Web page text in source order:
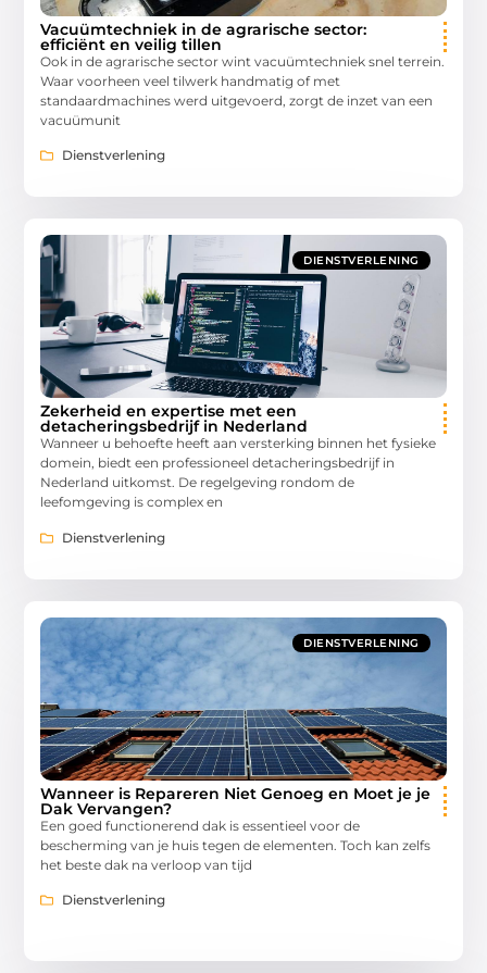
Vacuümtechniek in de agrarische sector:
efficiënt en veilig tillen
Ook in de agrarische sector wint vacuümtechniek snel terrein.
Waar voorheen veel tilwerk handmatig of met
standaardmachines werd uitgevoerd, zorgt de inzet van een
vacuümunit
Dienstverlening
DIENSTVERLENING
Zekerheid en expertise met een
detacheringsbedrijf in Nederland
Wanneer u behoefte heeft aan versterking binnen het fysieke
domein, biedt een professioneel detacheringsbedrijf in
Nederland uitkomst. De regelgeving rondom de
leefomgeving is complex en
Dienstverlening
DIENSTVERLENING
Wanneer is Repareren Niet Genoeg en Moet je je
Dak Vervangen?
Een goed functionerend dak is essentieel voor de
bescherming van je huis tegen de elementen. Toch kan zelfs
het beste dak na verloop van tijd
Dienstverlening